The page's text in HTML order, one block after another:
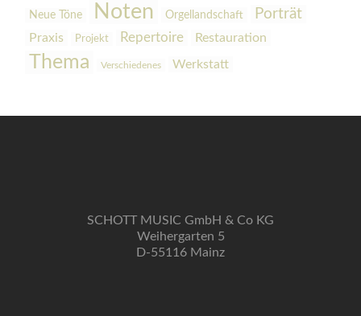
Neue Töne Noten Orgellandschaft Porträt
Praxis Projekt Repertoire Restauration
Thema Verschiedenes Werkstatt
SCHOTT MUSIC GmbH & Co KG
Weihergarten 5
D-55116 Mainz